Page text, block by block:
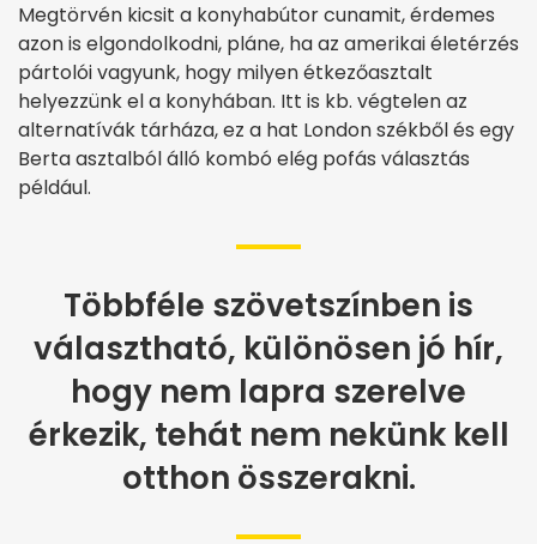
Megtörvén kicsit a konyhabútor cunamit, érdemes
azon is elgondolkodni, pláne, ha az amerikai életérzés
pártolói vagyunk, hogy milyen étkezőasztalt
helyezzünk el a konyhában. Itt is kb. végtelen az
alternatívák tárháza, ez a hat London székből és egy
Berta asztalból álló kombó elég pofás választás
például.
Többféle szövetszínben is
választható, különösen jó hír,
hogy nem lapra szerelve
érkezik, tehát nem nekünk kell
otthon összerakni.